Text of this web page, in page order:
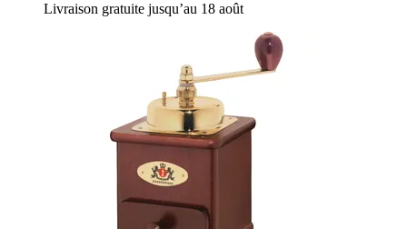
Livraison gratuite jusqu’au 18 août